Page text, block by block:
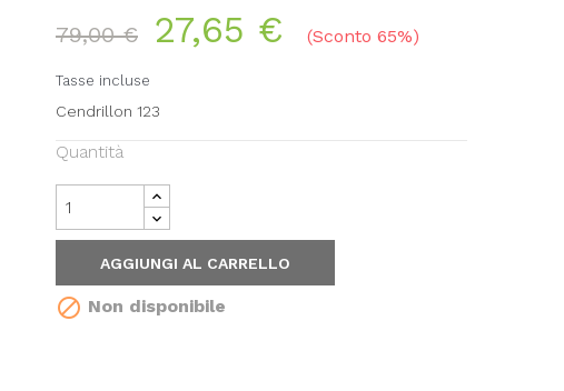
79,00 € 27,65 € Sconto 65%
Tasse incluse
Cendrillon 123
Quantità
AGGIUNGI AL CARRELLO
 Non disponibile